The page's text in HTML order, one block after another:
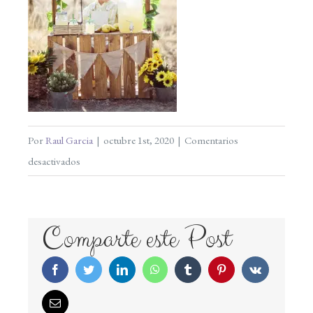
PorRaul Garcia | octubre 1st, 2020 | Comentarios
desactivados
Comparte este Post
FacebookTwitterLinkedInWhatsAppTumblr PinterestVk
Correo